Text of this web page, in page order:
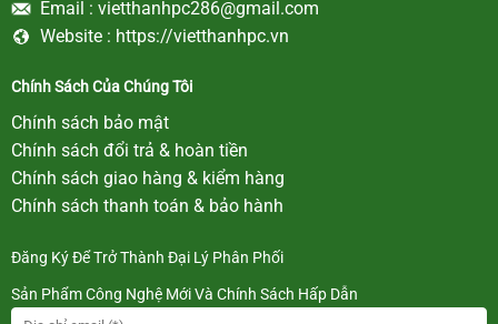
Email : vietthanhpc286@gmail.com
Website : https://vietthanhpc.vn
Chính Sách Của Chúng Tôi
Chính sách bảo mật
Chính sách đổi trả & hoàn tiền
Chính sách giao hàng & kiểm hàng
Chính sách thanh toán & bảo hành
Đăng Ký Để Trở Thành Đại Lý Phân Phối
Sản Phẩm Công Nghệ Mới Và Chính Sách Hấp Dẫn